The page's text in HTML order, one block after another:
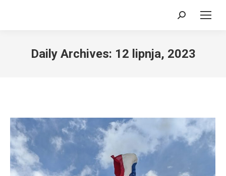
Search:
Daily Archives: 12 lipnja, 2023